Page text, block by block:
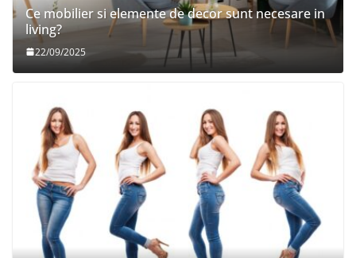
Ce mobilier si elemente de decor sunt necesare in
living?
22/09/2025